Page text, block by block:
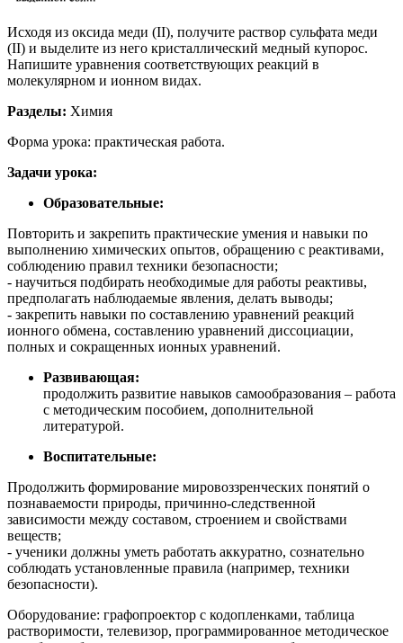
Исходя из оксида меди (II), получите раствор сульфата меди
(II) и выделите из него кристаллический медный купорос.
Напишите уравнения соответствующих реакций в
молекулярном и ионном видах.
Разделы: Химия
Форма урока: практическая работа.
Задачи урока:
Образовательные:
Повторить и закрепить практические умения и навыки по
выполнению химических опытов, обращению с реактивами,
соблюдению правил техники безопасности;
- научиться подбирать необходимые для работы реактивы,
предполагать наблюдаемые явления, делать выводы;
- закрепить навыки по составлению уравнений реакций
ионного обмена, составлению уравнений диссоциации,
полных и сокращенных ионных уравнений.
Развивающая:
продолжить развитие навыков самообразования – работа
с методическим пособием, дополнительной
литературой.
Воспитательные:
Продолжить формирование мировоззренческих понятий о
познаваемости природы, причинно-следственной
зависимости между составом, строением и свойствами
веществ;
- ученики должны уметь работать аккуратно, сознательно
соблюдать установленные правила (например, техники
безопасности).
Оборудование: графопроектор с кодопленками, таблица
растворимости, телевизор, программированное методическое